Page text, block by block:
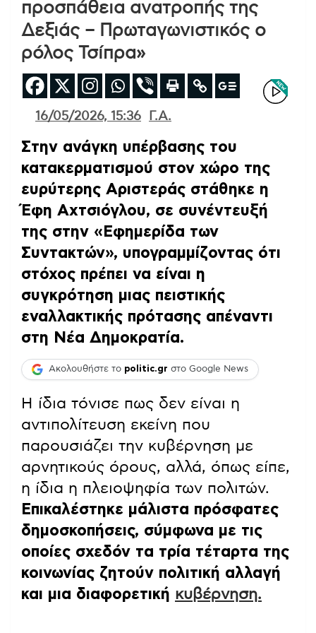
προσπάθεια ανατροπής της
Δεξιάς – Πρωταγωνιστικός ο
ρόλος Τσίπρα»
16/05/2026, 15:36 Γ.Α.
Στην ανάγκη υπέρβασης του
κατακερματισμού στον χώρο της
ευρύτερης Αριστεράς στάθηκε η
Έφη Αχτσιόγλου, σε συνέντευξή
της στην «Εφημερίδα των
Συντακτών», υπογραμμίζοντας ότι
στόχος πρέπει να είναι η
συγκρότηση μιας πειστικής
εναλλακτικής πρότασης απέναντι
στη Νέα Δημοκρατία.
Ακολουθήστε το politic.gr στο Google News
Η ίδια τόνισε πως δεν είναι η
αντιπολίτευση εκείνη που
παρουσιάζει την κυβέρνηση με
αρνητικούς όρους, αλλά, όπως είπε,
η ίδια η πλειοψηφία των πολιτών.
Επικαλέστηκε μάλιστα πρόσφατες
δημοσκοπήσεις, σύμφωνα με τις
οποίες σχεδόν τα τρία τέταρτα της
κοινωνίας ζητούν πολιτική αλλαγή
και μια διαφορετική κυβέρνηση.